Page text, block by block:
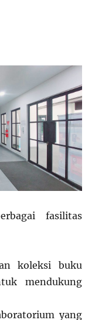
fasilitas
koleksi buku
mendukung
yang